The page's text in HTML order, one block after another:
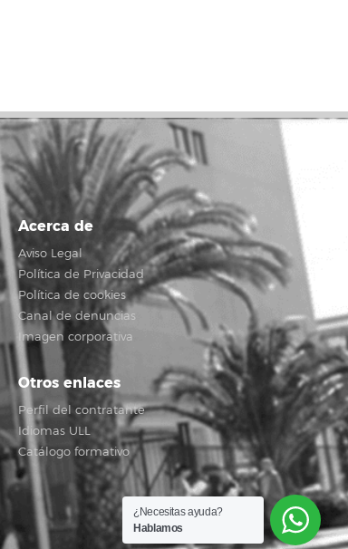
Acerca de
Aviso Legal
Política de Privacidad
Política de cookies
Canal de denuncias
Imagen corporativa
Otros enlaces
Perfil del contratante
Idiomas ULL
Catálogo formativo
¿Necesitas ayuda?
Hablamos